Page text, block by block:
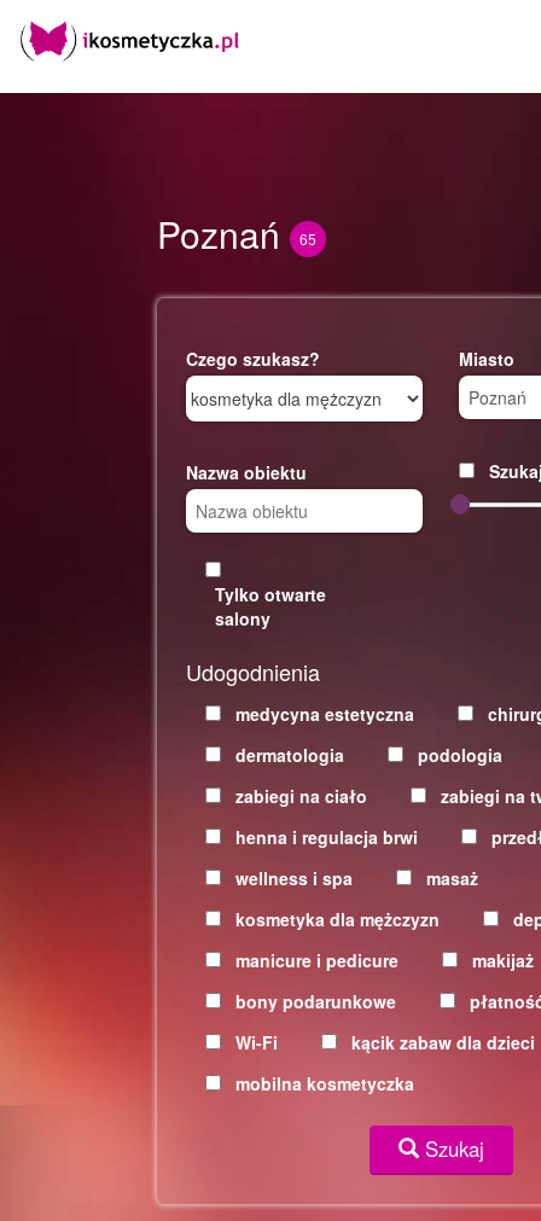
Poznań 65
Czego szukasz? Miasto
Nazwa obiektu
Tylko otwarte
salony
Udogodnienia
medycyna estetyczna
dermatologia
podologia
zabiegi na ciało
zabiegi na
henna i regulacja brwi
wellness i spa
masaż
kosmetyka dla mężczyzn
manicure i pedicure
makijaż
bony podarunkowe
Wi-Fi
kącik zabaw dla dzieci
mobilna kosmetyczka
Szukaj